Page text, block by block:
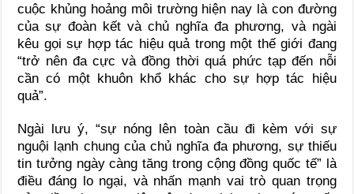
cuộc khủng hoảng môi trường hiện nay là con đường
của sự đoàn kết và chủ nghĩa đa phương, và ngài
kêu gọi sự hợp tác hiệu quả trong một thế giới đang
“trở nên đa cực và đồng thời quá phức tạp đến nỗi
cần có một khuôn khổ khác cho sự hợp tác hiệu
quả”.
Ngài lưu ý, “sự nóng lên toàn cầu đi kèm với sự
nguội lạnh chung của chủ nghĩa đa phương, sự thiếu
tin tưởng ngày càng tăng trong cộng đồng quốc tế” là
điều đáng lo ngại, và nhấn mạnh vai trò quan trọng